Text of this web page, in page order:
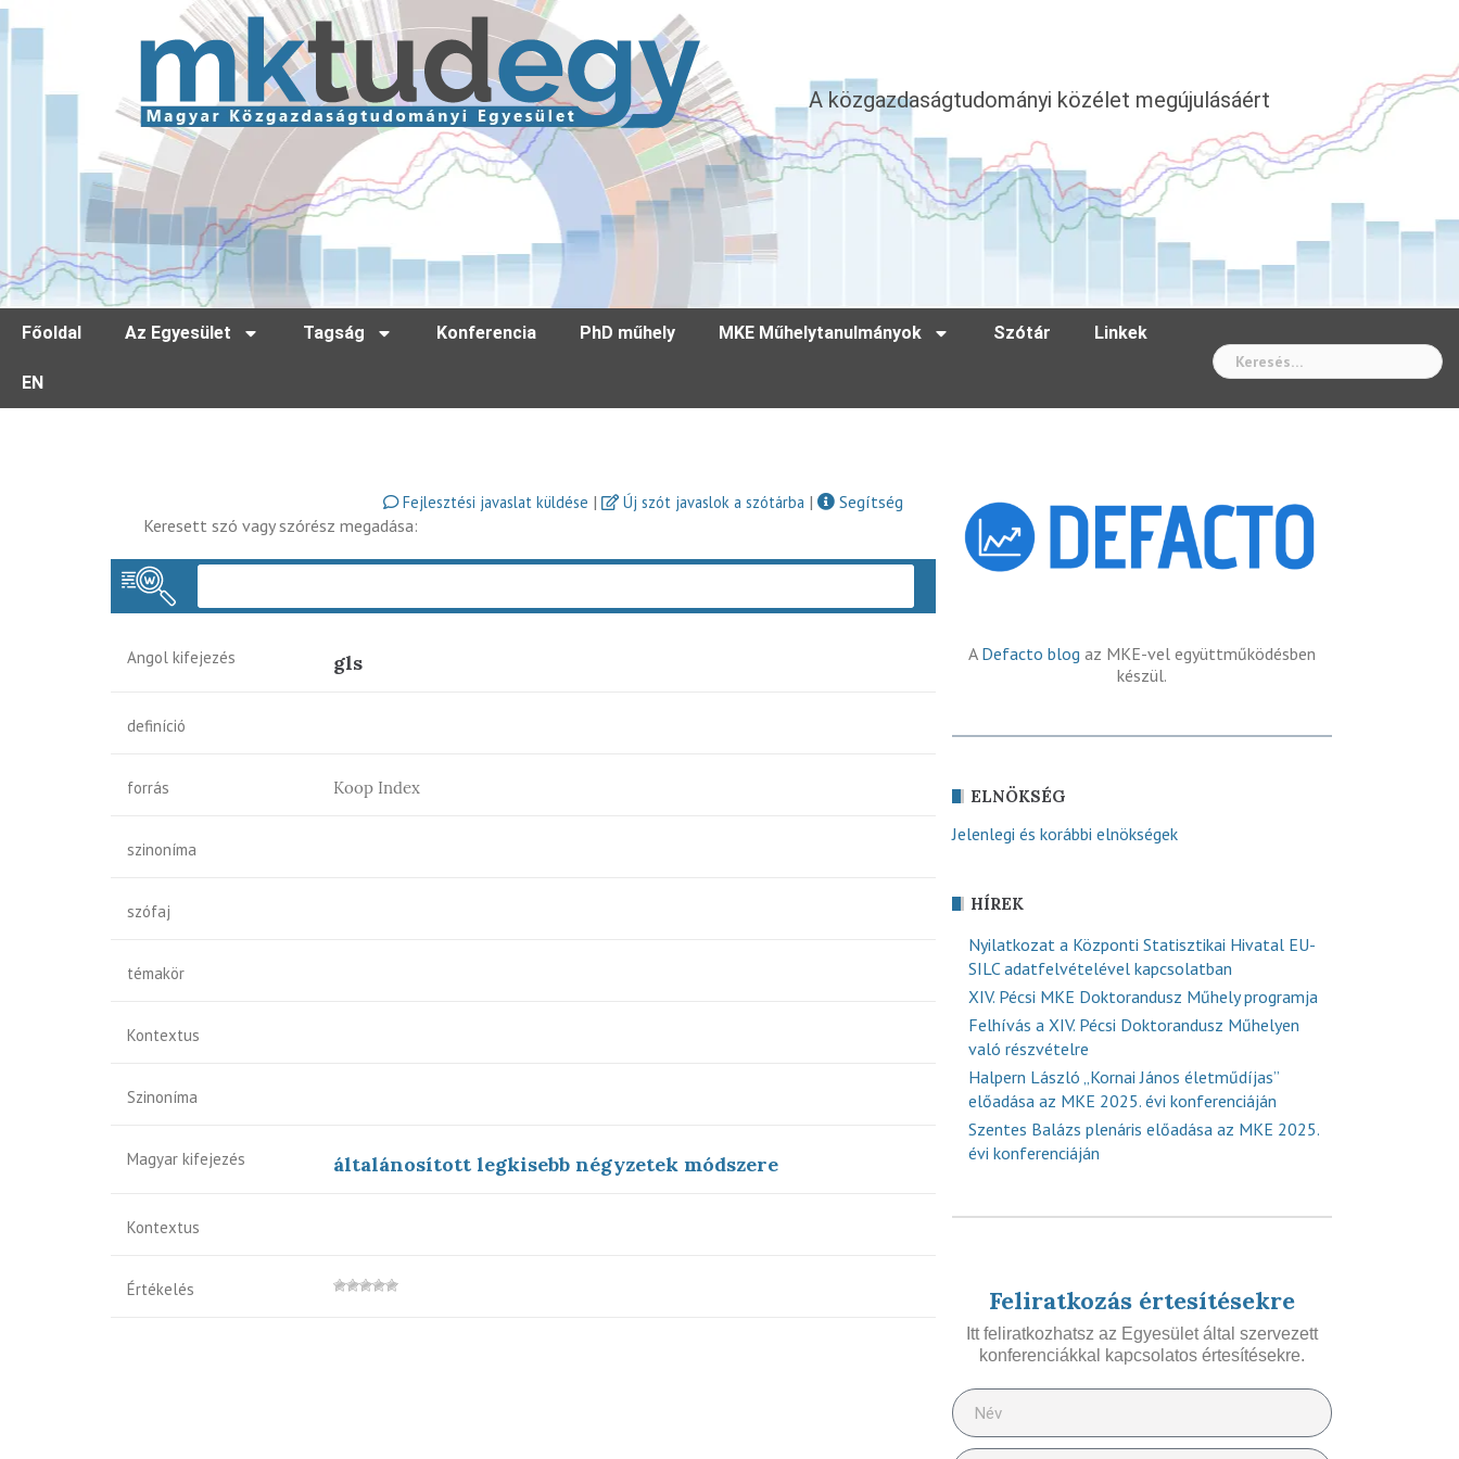
A közgazdaságtudományi közélet megújulásáért
Főoldal Az Egyesület Tagság Konferencia PhD műhely MKE Műhelytanulmányok Szótár Linkek
EN
Fejlesztési javaslat küldése | Új szót javaslok a szótárba |
Segítség
Keresett szó vagy szórész megadása:
Angol kifejezés gls
definíció
forrás Koop Index
szinoníma
szófaj
témakör
Kontextus
Szinoníma
Magyar kifejezés általánosított legkisebb négyzetek módszere
Kontextus
Értékelés
A Defacto blog az MKE-vel együttműködésben
készül.
ELNÖKSÉG
Jelenlegi és korábbi elnökségek
HÍREK
Nyilatkozat a Központi Statisztikai Hivatal EU-
SILC adatfelvételével kapcsolatban
XIV. Pécsi MKE Doktorandusz Műhely programja
Felhívás a XIV. Pécsi Doktorandusz Műhelyen
való részvételre
Halpern László „Kornai János életműdíjas”
előadása az MKE 2025. évi konferenciáján
Szentes Balázs plenáris előadása az MKE 2025.
évi konferenciáján
Feliratkozás értesítésekre
Itt feliratkozhatsz az Egyesület által szervezett
konferenciákkal kapcsolatos értesítésekre.